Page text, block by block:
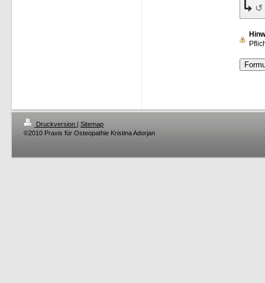
↺
Druckversion | Sitemap
©2010 Praxis für Osteopathie Kristina Adorjan